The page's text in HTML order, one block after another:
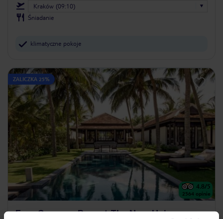
Kraków (09:10)
Śniadanie
klimatyczne pokoje
ZALICZKA 25%
4.8/5
2564 opinie
Four Seasons Resort The Nam Hai